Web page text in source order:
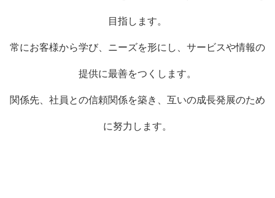
目指します。
常にお客様から学び、ニーズを形にし、サービスや情報の
提供に最善をつくします。
関係先、社員との信頼関係を築き、互いの成長発展のため
に努力します。